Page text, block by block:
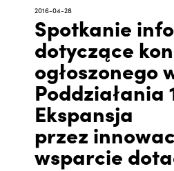
2016-04-28
Spotkanie
dotyczące
ogłoszonego
Poddziałania
Ekspansja
przez
wsparcie